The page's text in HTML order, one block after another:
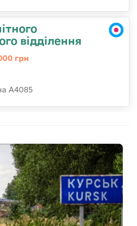
відділення
грн
А4085